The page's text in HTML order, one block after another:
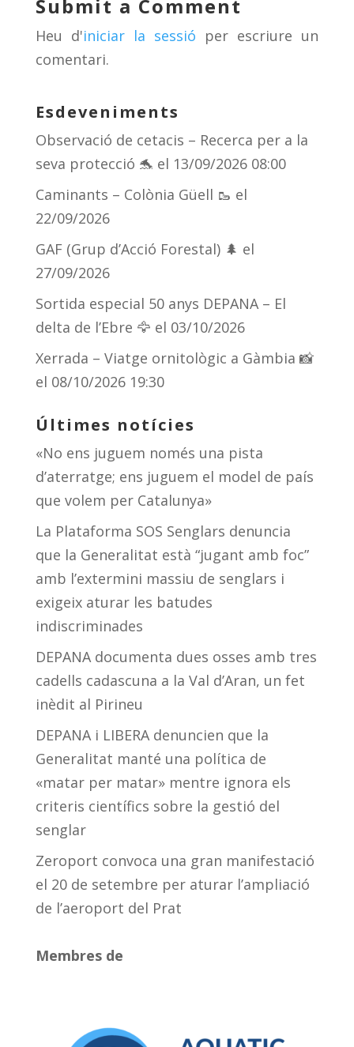
s m te
ix
Submit a Comment
Heu d'iniciar la sessió per escriure un
comentari.
Esdeveniments
Observació de cetacis – Recerca per a la
seva protecció 🐬 el 13/09/2026 08:00
Caminants – Colònia Güell 🥾 el
22/09/2026
GAF (Grup d’Acció Forestal) 🌲 el
27/09/2026
Sortida especial 50 anys DEPANA – El
delta de l’Ebre 🦅 el 03/10/2026
Xerrada – Viatge ornitològic a Gàmbia 📸
el 08/10/2026 19:30
Últimes notícies
«No ens juguem només una pista
d’aterratge; ens juguem el model de país
que volem per Catalunya»
La Plataforma SOS Senglars denuncia
que la Generalitat està “jugant amb foc”
amb l’extermini massiu de senglars i
exigeix aturar les batudes
indiscriminades
DEPANA documenta dues osses amb tres
cadells cadascuna a la Val d’Aran, un fet
inèdit al Pirineu
DEPANA i LIBERA denuncien que la
Generalitat manté una política de
«matar per matar» mentre ignora els
criteris científics sobre la gestió del
senglar
Zeroport convoca una gran manifestació
el 20 de setembre per aturar l’ampliació
de l’aeroport del Prat
Membres de